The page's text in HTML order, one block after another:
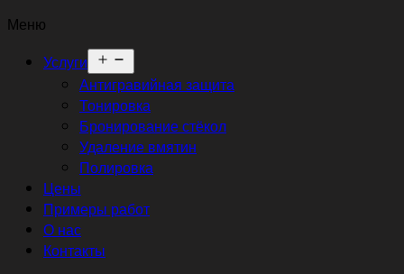
Меню
Услуги
меню
Антигравийная защита
Тонировка
Бронирование стёкол
Удаление вмятин
Полировка
Цены
Примеры работ
О нас
Контакты